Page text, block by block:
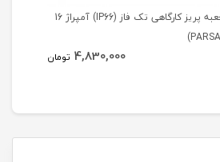
جعبه پریز کارگاهی تک فاز (IP66) آمپراژ 16
4,830,000 تومان